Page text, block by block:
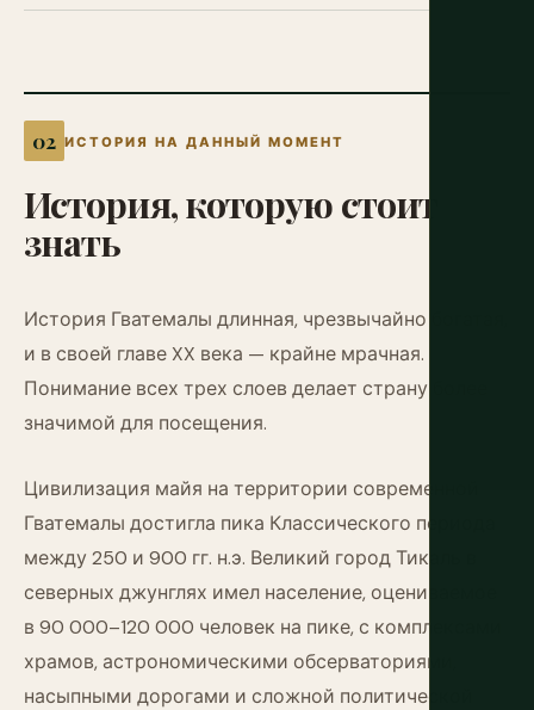
ИСТОРИЯ НА ДАННЫЙ МОМЕНТ
История,которуюстоит
знать
История Гватемалы длинная, чрезвычайно богатая,
и в своей главе XX века — крайне мрачная.
Понимание всех трех слоев делает страну более
значимой для посещения.
Цивилизация майя на территории современной
Гватемалы достигла пика Классического периода
между 250 и 900 гг. н.э. Великий город Тикаль в
северных джунглях имел население, оцениваемое
в 90 000–120 000 человек на пике, с комплексами
храмов, астрономическими обсерваториями,
насыпными дорогами и сложной политической